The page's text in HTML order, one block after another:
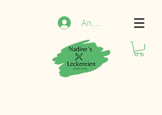
Anmelden